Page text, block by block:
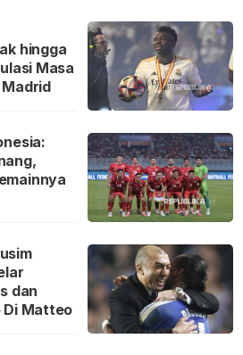
hingga
Masa
Madrid
dan
Di Matteo